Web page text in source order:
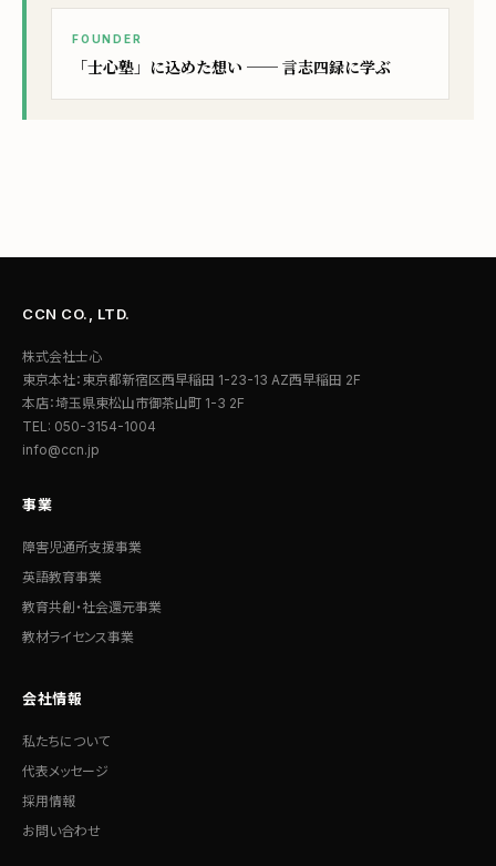
FOUNDER
「士心塾」に込めた想い ── 言志四録に学ぶ
CCN CO., LTD.
株式会社士心
東京本社：東京都新宿区西早稲田 1-23-13 AZ西早稲田 2F
本店：埼玉県東松山市御茶山町 1-3 2F
TEL: 050-3154-1004
info@ccn.jp
事業
障害児通所支援事業
英語教育事業
教育共創・社会還元事業
教材ライセンス事業
会社情報
私たちについて
代表メッセージ
採用情報
お問い合わせ